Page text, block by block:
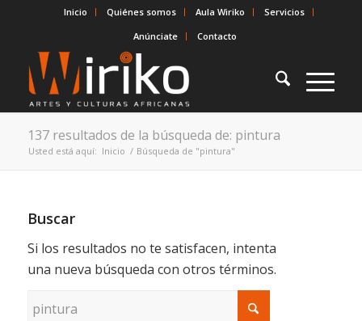
Inicio Quiénes somos Aula Wiriko
Servicios
Anúnciate
Contacto
137 resultados de la búsqueda de: pintura
Usted está aquí: Inicio / Búsqueda de "pintura"
Buscar
Si los resultados no te satisfacen, intenta
una nueva búsqueda con otros términos.